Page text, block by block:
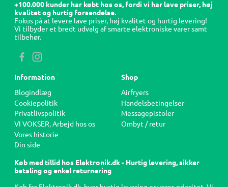
+100.000 kunder har købt hos os, fordi vi har lave priser, høj
kvalitet og hurtig forsendelse.
Fokus på at levere lave priser, høj kvalitet og hurtig levering!
Vi tilbyder et bredt udvalg af smarte elektroniske varer samt
tilbehør.
Information
Blogindlæg
Cookiepolitik
Privatlivspolitik
VI VOKSER, Arbejd hos os
Vores historie
Din side
Shop
Airfryers
Handelsbetingelser
Messagepistoler
Ombyt / retur
Køb med tillid hos Elektronik.dk - Hurtig levering, sikker
betaling og enkel returnering